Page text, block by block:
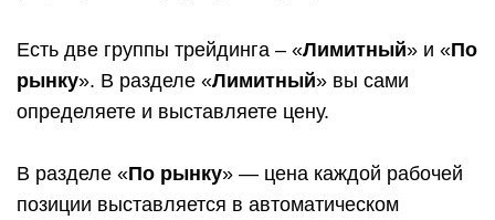
Есть две группы трейдинга – «Лимитный» и «По
рынку». В разделе «Лимитный» вы сами
определяете и выставляете цену.
В разделе «По рынку» — цена каждой рабочей
позиции выставляется в автоматическом